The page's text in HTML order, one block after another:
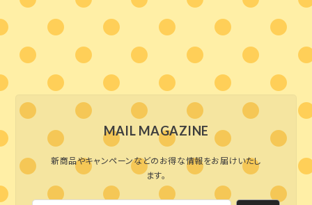
MAIL MAGAZINE
新商品やキャンペーンなどのお得な情報をお届けいたし
ます。